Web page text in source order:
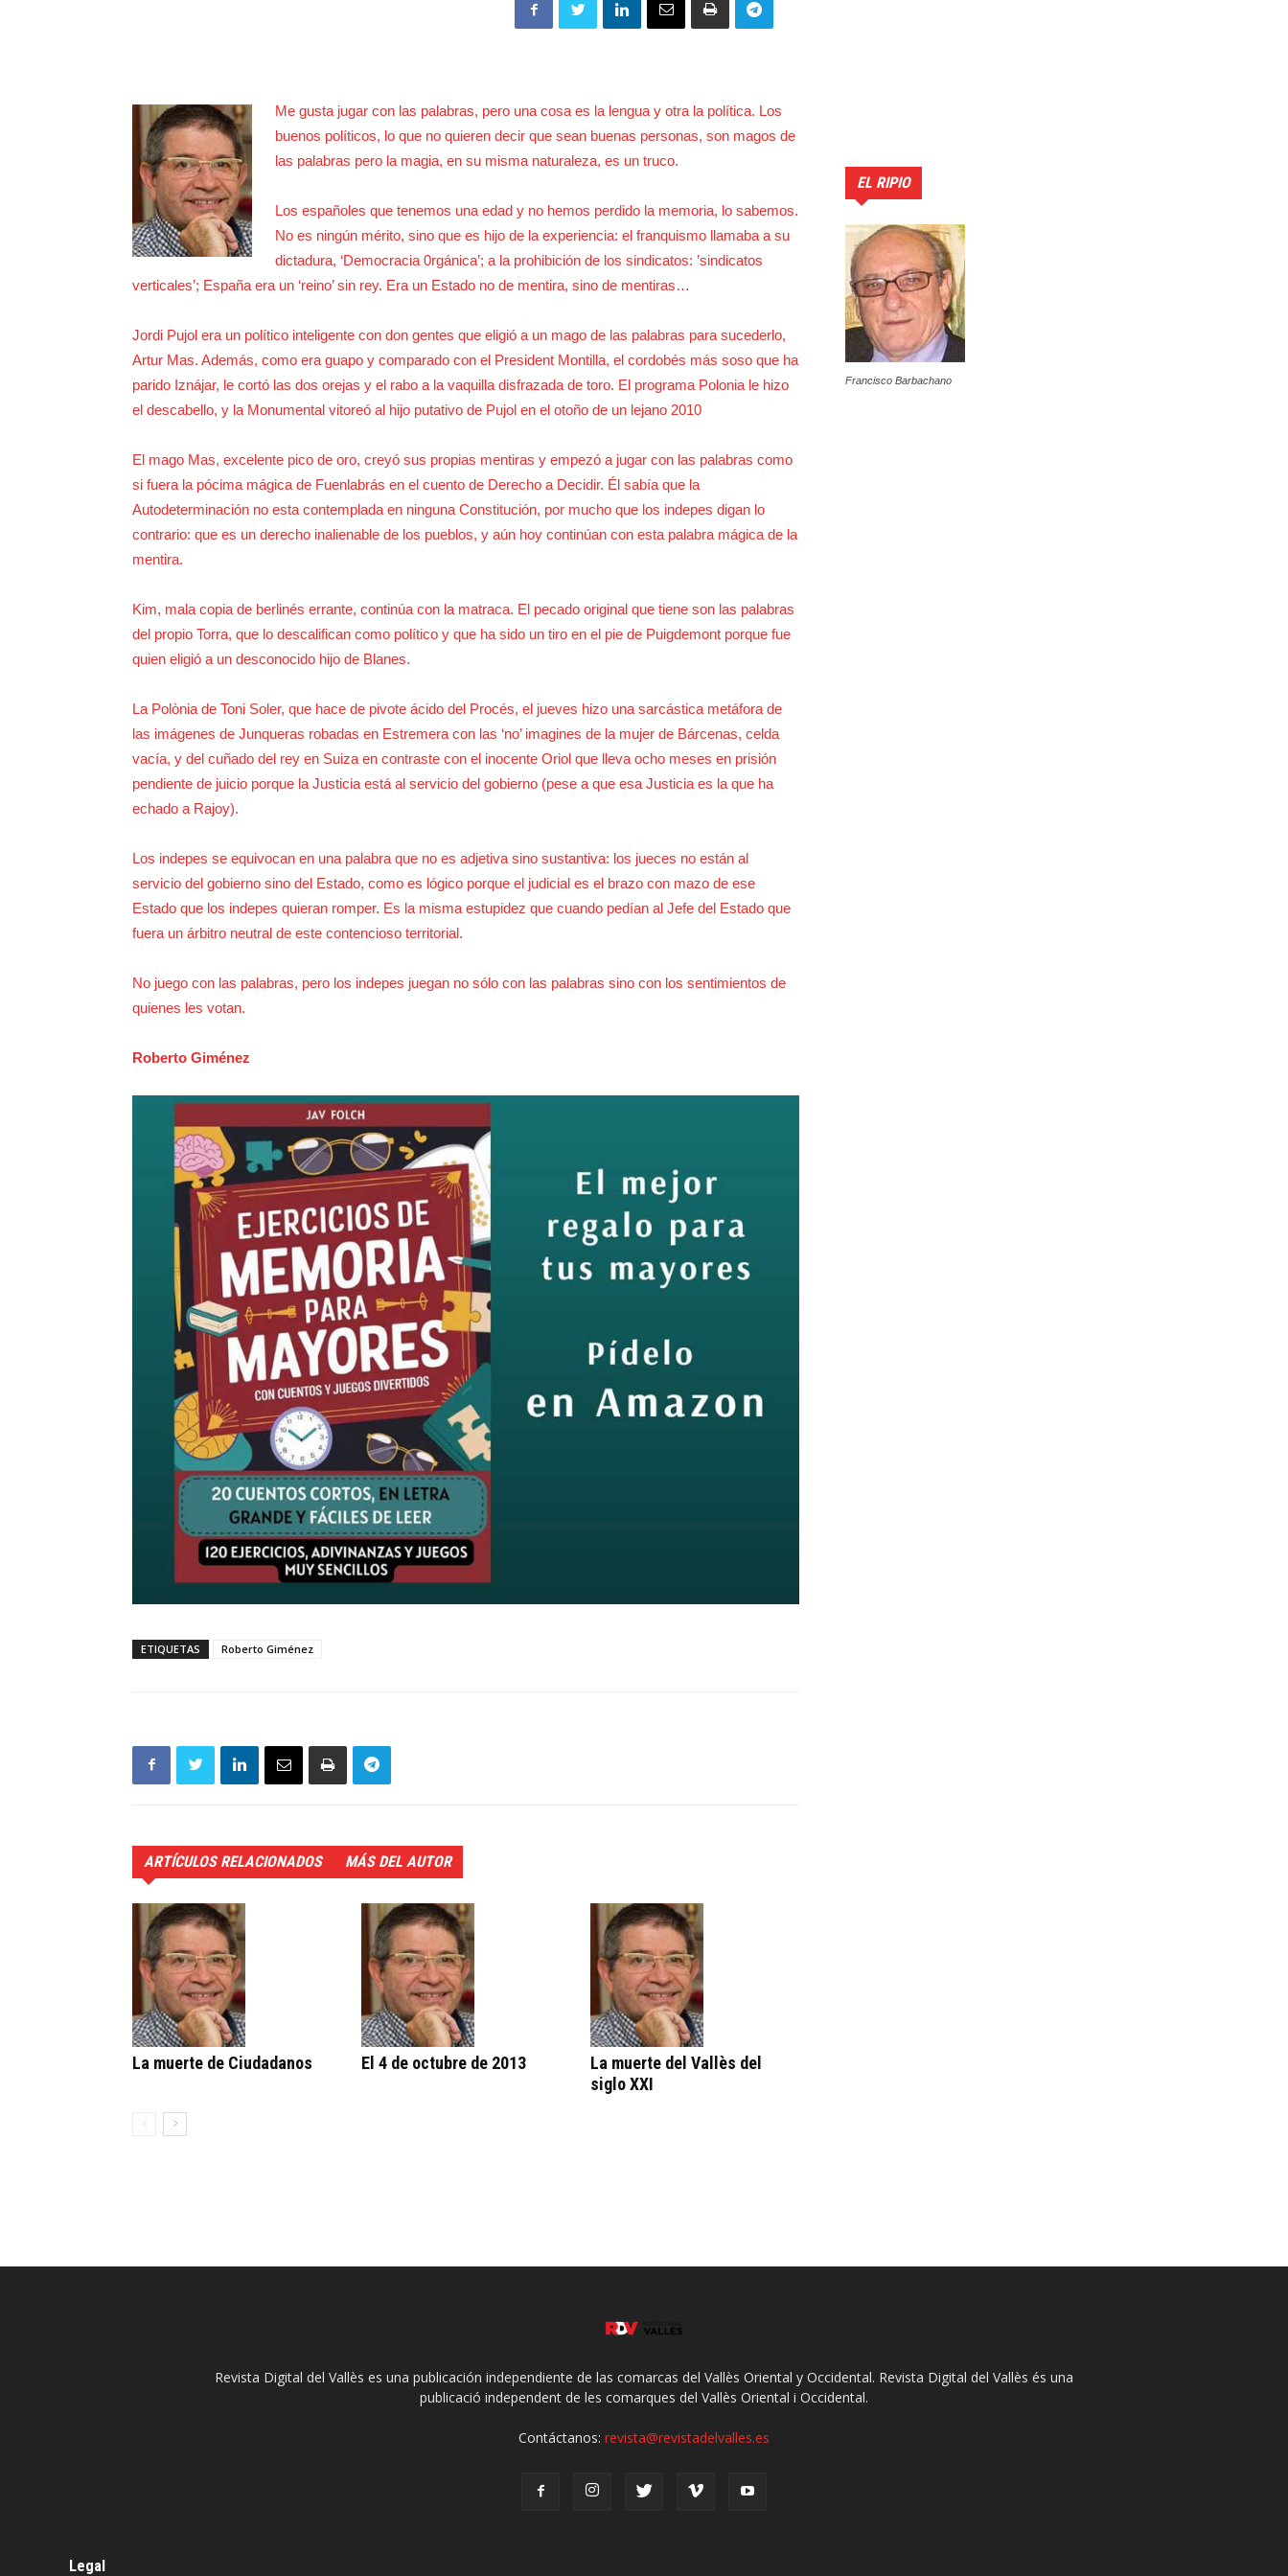
Me gusta jugar con las palabras, pero una cosa es la lengua y otra la política. Los
buenos políticos, lo que no quieren decir que sean buenas personas, son magos de
las palabras pero la magia, en su misma naturaleza, es un truco.
Los españoles que tenemos una edad y no hemos perdido la memoria, lo sabemos.
No es ningún mérito, sino que es hijo de la experiencia: el franquismo llamaba a su
dictadura, ‘Democracia 0rgánica’; a la prohibición de los sindicatos: ’sindicatos
verticales’; España era un ‘reino’ sin rey. Era un Estado no de mentira, sino de mentiras…
Jordi Pujol era un político inteligente con don gentes que eligió a un mago de las palabras para sucederlo,
Artur Mas. Además, como era guapo y comparado con el President Montilla, el cordobés más soso que ha
parido Iznájar, le cortó las dos orejas y el rabo a la vaquilla disfrazada de toro. El programa Polonia le hizo
el descabello, y la Monumental vitoreó al hijo putativo de Pujol en el otoño de un lejano 2010
El mago Mas, excelente pico de oro, creyó sus propias mentiras y empezó a jugar con las palabras como
si fuera la pócima mágica de Fuenlabrás en el cuento de Derecho a Decidir. Él sabía que la
Autodeterminación no esta contemplada en ninguna Constitución, por mucho que los indepes digan lo
contrario: que es un derecho inalienable de los pueblos, y aún hoy continúan con esta palabra mágica de la
mentira.
Kim, mala copia de berlinés errante, continúa con la matraca. El pecado original que tiene son las palabras
del propio Torra, que lo descalifican como político y que ha sido un tiro en el pie de Puigdemont porque fue
quien eligió a un desconocido hijo de Blanes.
La Polònia de Toni Soler, que hace de pivote ácido del Procés, el jueves hizo una sarcástica metáfora de
las imágenes de Junqueras robadas en Estremera con las ‘no’ imagines de la mujer de Bárcenas, celda
vacía, y del cuñado del rey en Suiza en contraste con el inocente Oriol que lleva ocho meses en prisión
pendiente de juicio porque la Justicia está al servicio del gobierno (pese a que esa Justicia es la que ha
echado a Rajoy).
Los indepes se equivocan en una palabra que no es adjetiva sino sustantiva: los jueces no están al
servicio del gobierno sino del Estado, como es lógico porque el judicial es el brazo con mazo de ese
Estado que los indepes quieran romper. Es la misma estupidez que cuando pedían al Jefe del Estado que
fuera un árbitro neutral de este contencioso territorial.
No juego con las palabras, pero los indepes juegan no sólo con las palabras sino con los sentimientos de
quienes les votan.
Roberto Giménez
ETIQUETAS Roberto Giménez
ARTÍCULOS RELACIONADOS MÁS DEL AUTOR
La muerte de Ciudadanos El 4 de octubre de 2013
La muerte del Vallès del
siglo XXI
EL RIPIO
Francisco Barbachano
Revista Digital del Vallès es una publicación independiente de las comarcas del Vallès Oriental y Occidental. Revista Digital del Vallès és una
publicació independent de les comarques del Vallès Oriental i Occidental.
Contáctanos: revista@revistadelvalles.es
Legal